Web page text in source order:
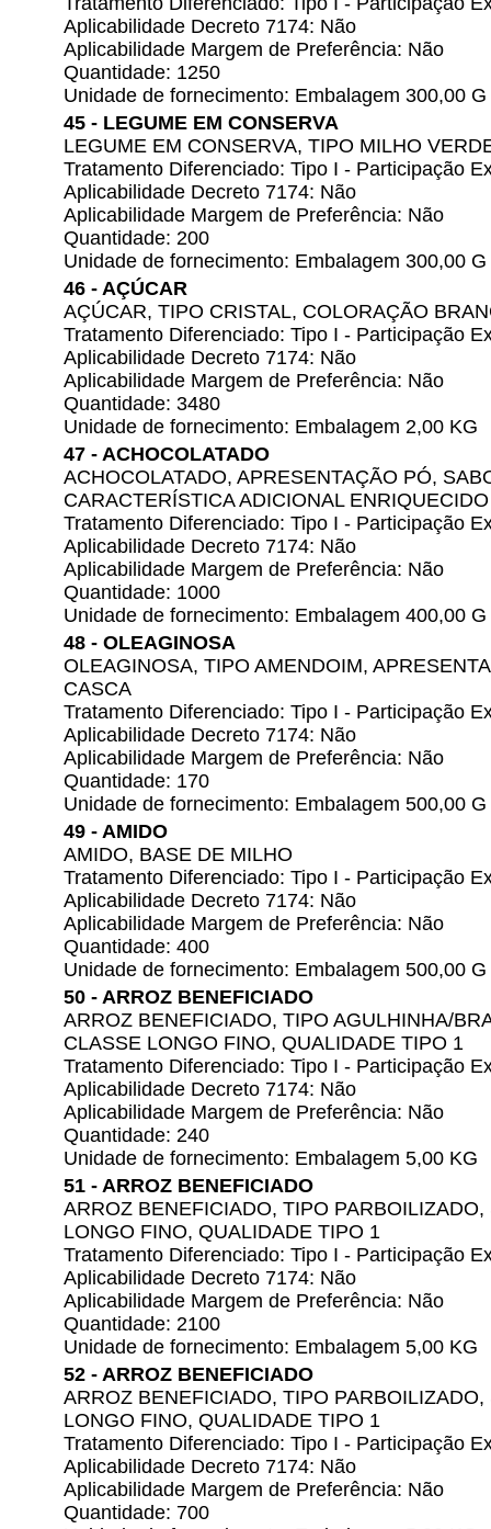
Aplicabilidade Decreto 7174: Não
Aplicabilidade Margem de Preferência: Não
Quantidade: 1250
Unidade de fornecimento: Embalagem 300,00 G
45 - LEGUME EM CONSERVA
LEGUME EM CONSERVA, TIPO MILHO
Tratamento Diferenciado: Tipo I - Participação
Aplicabilidade Decreto 7174: Não
Aplicabilidade Margem de Preferência: Não
Quantidade: 200
Unidade de fornecimento: Embalagem 300,00 G
46 - AÇÚCAR
AÇÚCAR, TIPO CRISTAL, COLORAÇÃO
Tratamento Diferenciado: Tipo I - Participação
Aplicabilidade Decreto 7174: Não
Aplicabilidade Margem de Preferência: Não
Quantidade: 3480
Unidade de fornecimento: Embalagem 2,00 KG
47 - ACHOCOLATADO
ACHOCOLATADO, APRESENTAÇÃO PÓ,
CARACTERÍSTICA ADICIONAL
Tratamento Diferenciado: Tipo I - Participação
Aplicabilidade Decreto 7174: Não
Aplicabilidade Margem de Preferência: Não
Quantidade: 1000
Unidade de fornecimento: Embalagem 400,00 G
48 - OLEAGINOSA
OLEAGINOSA, TIPO AMENDOIM,
CASCA
Tratamento Diferenciado: Tipo I - Participação
Aplicabilidade Decreto 7174: Não
Aplicabilidade Margem de Preferência: Não
Quantidade: 170
Unidade de fornecimento: Embalagem 500,00 G
49 - AMIDO
AMIDO, BASE DE MILHO
Tratamento Diferenciado: Tipo I - Participação
Aplicabilidade Decreto 7174: Não
Aplicabilidade Margem de Preferência: Não
Quantidade: 400
Unidade de fornecimento: Embalagem 500,00 G
50 - ARROZ BENEFICIADO
ARROZ BENEFICIADO, TIPO AGULHINHA/
CLASSE LONGO FINO, QUALIDADE TIPO 1
Tratamento Diferenciado: Tipo I - Participação
Aplicabilidade Decreto 7174: Não
Aplicabilidade Margem de Preferência: Não
Quantidade: 240
Unidade de fornecimento: Embalagem 5,00 KG
51 - ARROZ BENEFICIADO
ARROZ BENEFICIADO, TIPO
LONGO FINO, QUALIDADE TIPO 1
Tratamento Diferenciado: Tipo I - Participação
Aplicabilidade Decreto 7174: Não
Aplicabilidade Margem de Preferência: Não
Quantidade: 2100
Unidade de fornecimento: Embalagem 5,00 KG
52 - ARROZ BENEFICIADO
ARROZ BENEFICIADO, TIPO
LONGO FINO, QUALIDADE TIPO 1
Tratamento Diferenciado: Tipo I - Participação
Aplicabilidade Decreto 7174: Não
Aplicabilidade Margem de Preferência: Não
Quantidade: 700